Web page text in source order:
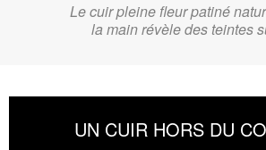
Le cuir pleine fleur patiné
la main révèle des teintes
UN CUIR HORS DU